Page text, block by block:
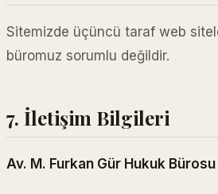
Sitemizde üçüncü taraf web
büromuz sorumlu değildir.
7. İletişim Bilgileri
Av. M. Furkan Gür Hukuk Bürosu